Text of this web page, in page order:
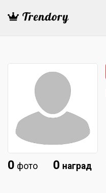
0 фото 0 наград